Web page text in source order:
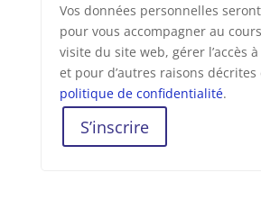
Vos données personnelles
pour vous accompagner au
visite du site web, gérer l’accès
et pour d’autres raisons
politique de confidentialité.
S’inscrire